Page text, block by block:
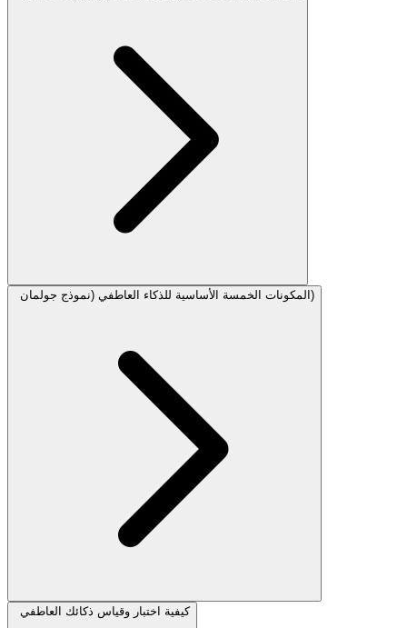
المكونات الخمسة الأساسية للذكاء العاطفي (نموذج جولمان)
كيفية اختبار وقياس ذكائك العاطفي